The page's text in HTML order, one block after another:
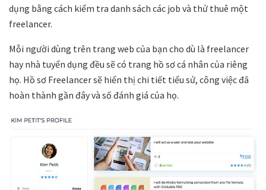
dụng bằng cách kiểm tra danh sách các job và thử thuê một
freelancer.
Mỗi người dùng trên trang web của bạn cho dù là freelancer
hay nhà tuyển dụng đều sẽ có trang hồ sơ cá nhân của riêng
họ. Hồ sơ Freelancer sẽ hiển thị chi tiết tiểu sử, công việc đã
hoàn thành gần đây và số đánh giá của họ.